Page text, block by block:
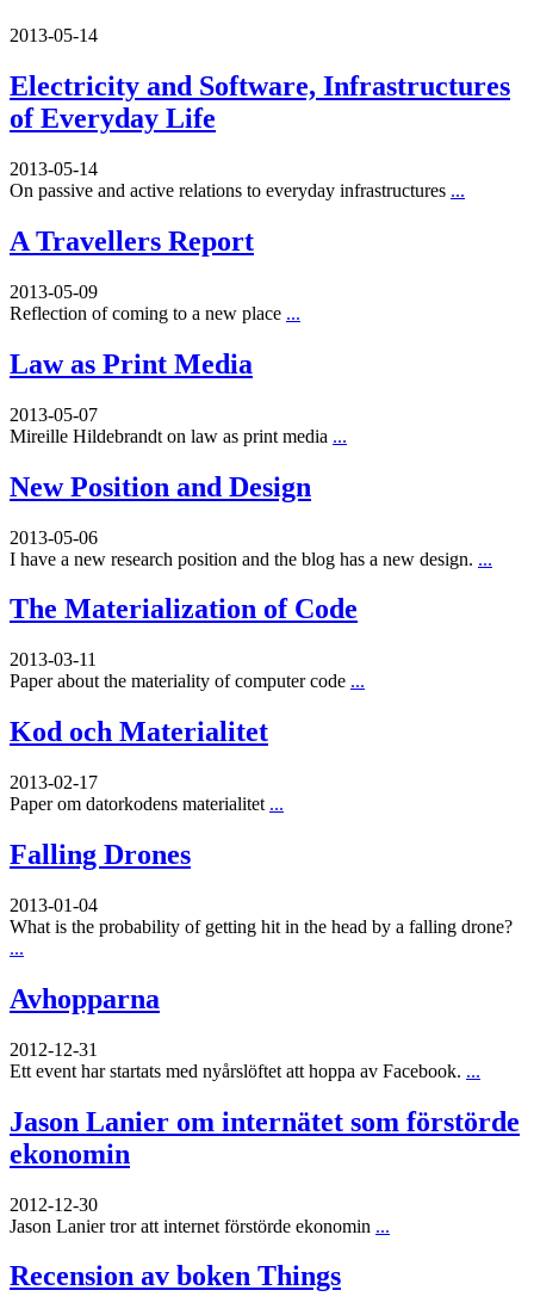
2013-05-14
Electricity and Software, Infrastructures
of Everyday Life
2013-05-14
On passive and active relations to everyday infrastructures ...
A Travellers Report
2013-05-09
Reflection of coming to a new place ...
Law as Print Media
2013-05-07
Mireille Hildebrandt on law as print media ...
New Position and Design
2013-05-06
I have a new research position and the blog has a new design. ...
The Materialization of Code
2013-03-11
Paper about the materiality of computer code ...
Kod och Materialitet
2013-02-17
Paper om datorkodens materialitet ...
Falling Drones
2013-01-04
What is the probability of getting hit in the head by a falling drone?
...
Avhopparna
2012-12-31
Ett event har startats med nyårslöftet att hoppa av Facebook. ...
Jason Lanier om internätet som förstörde
ekonomin
2012-12-30
Jason Lanier tror att internet förstörde ekonomin ...
Recension av boken Things